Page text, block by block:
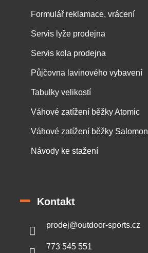
Formulář reklamace, vrácení
Servis lyže prodejna
Servis kola prodejna
Půjčovna lavinového vybavení
Tabulky velikostí
Váhové zatížení běžky Atomic
Váhové zatížení běžky Salomon
Návody ke stažení
Kontakt
prodej@outdoor-sports.cz
773 545 551